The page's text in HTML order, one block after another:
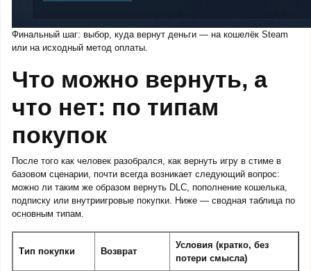
Финальный шаг: выбор, куда вернут деньги — на кошелёк Steam
или на исходный метод оплаты.
Что можно вернуть, а
что нет: по типам
покупок
После того как человек разобрался, как вернуть игру в стиме в
базовом сценарии, почти всегда возникает следующий вопрос:
можно ли таким же образом вернуть DLC, пополнение кошелька,
подписку или внутриигровые покупки. Ниже — сводная таблица по
основным типам.
Тип покупки Возврат
Условия (кратко, без
потери смысла)